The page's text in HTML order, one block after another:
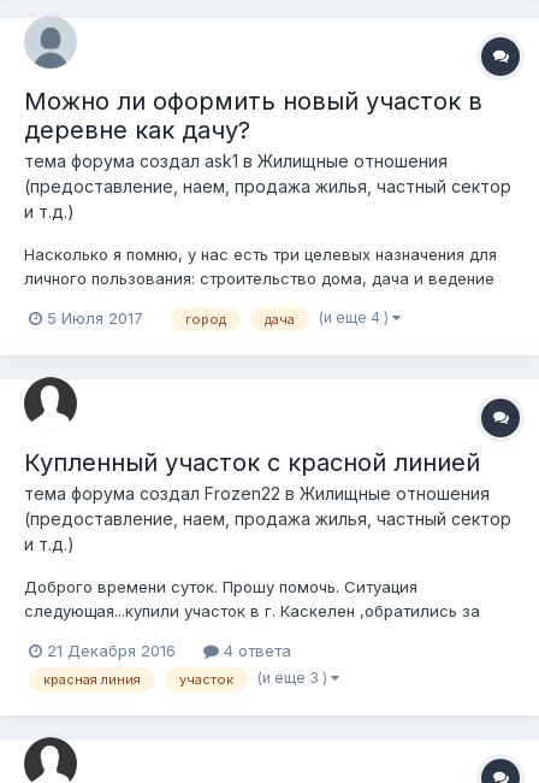
под ИЖС но по слухам...
Можно ли оформить новый участок в
деревне как дачу?
тема форума создал ask1 в Жилищные отношения
(предоставление, наем, продажа жилья, частный сектор
и т.д.)
Насколько я помню, у нас есть три целевых назначения для
личного пользования: строительство дома, дача и ведение
"бесплатного" предоставленной площади. Вопрос
дачного строительства на улице...
5 Июля 2017 город дача (и еще 4 )
Купленный участок с красной линией
тема форума создал Frozen22 в Жилищные отношения
(предоставление, наем, продажа жилья, частный сектор
и т.д.)
Доброго времени суток. Прошу помочь. Ситуация
следующая...купили участок в г. Каскелен ,обратились за
делает разрешение на строительство дома,проект и
тд...вообщем залили фундамент,а теперь нам в архетиктуре
21 Декабря 2016 4 ответа
красная линия участок (и еще 3 )